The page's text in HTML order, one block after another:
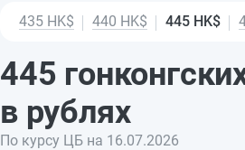
05.08
Важно
Подписан закон об
10:09 Риск атак БПЛА можно учитывать
#новости
435 HK$ 440 HK$ 445 HK$
445
в рублях
По курсу ЦБ на 16.07.2026